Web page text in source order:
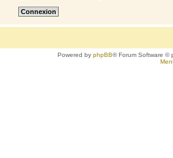
Powered byphpBB® Forum Software ©